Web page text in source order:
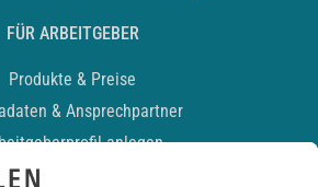
FÜR ARBEITGEBER
Produkte & Preise
& Ansprechpartner
anlegen
Recruiting-Podcast